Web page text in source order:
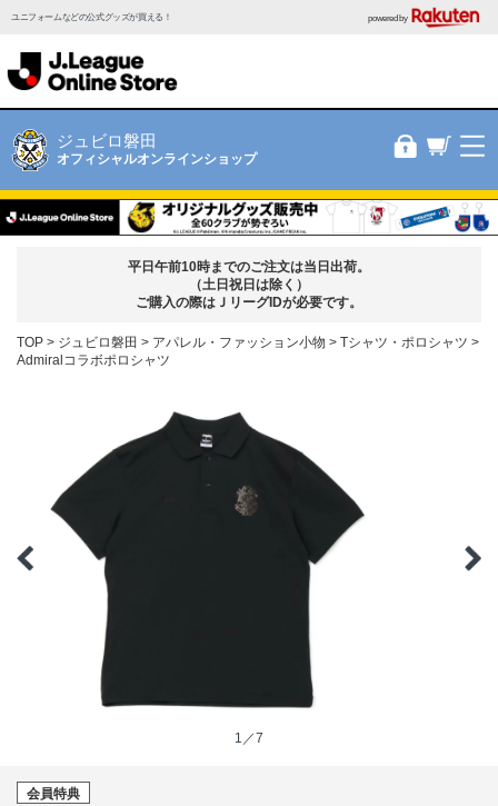
ユニフォームなどの公式グッズが買える！ powered by
ジュビロ磐田
オフィシャルオンラインショップ
平日午前10時までのご注文は当日出荷。
（土日祝日は除く）
ご購入の際はＪリーグIDが必要です。
TOP ジュビロ磐田 アパレル・ファッション小物
Tシャツ・ポロシャツ
Admiralコラボポロシャツ
1／7
会員特典